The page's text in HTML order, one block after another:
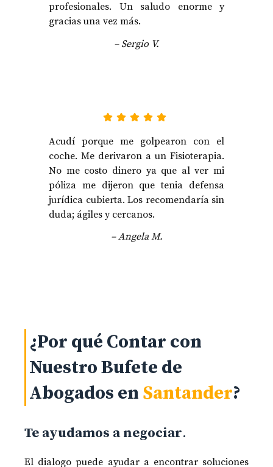
profesionales. Un saludo enorme y
gracias una vez más.
– Sergio V.
Acudí porque me golpearon con el
coche. Me derivaron a un Fisioterapia.
No me costo dinero ya que al ver mi
póliza me dijeron que tenia defensa
jurídica cubierta. Los recomendaría sin
duda; ágiles y cercanos.
– Angela M.
¿Por qué Contar con
Nuestro Bufete de
Abogados en Santander?
Te ayudamos a negociar.
El dialogo puede ayudar a encontrar soluciones